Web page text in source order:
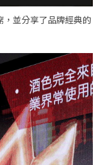
，並分享了品牌經典的